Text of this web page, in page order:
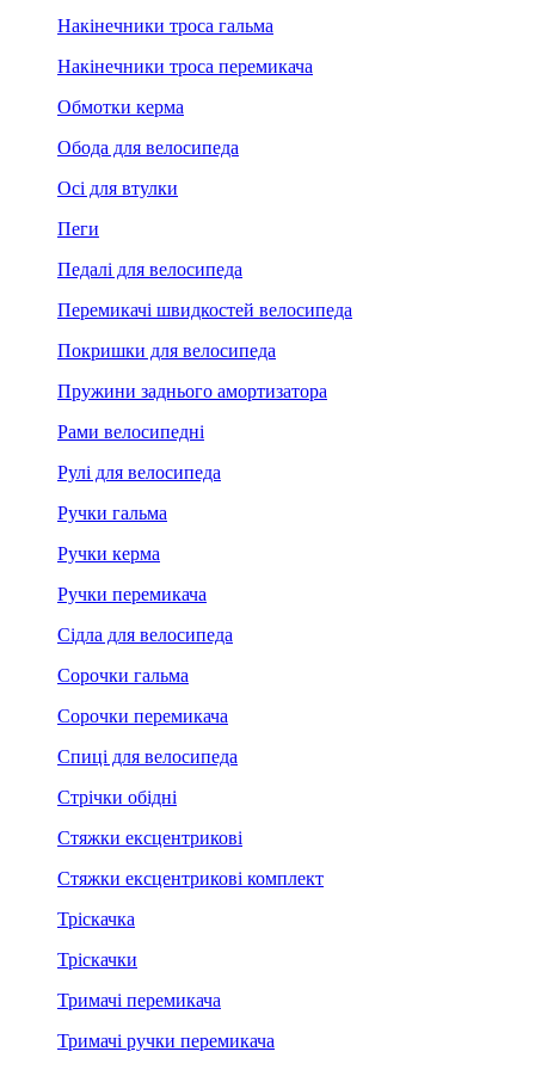
Накінечники троса гальма
Накінечники троса перемикача
Обмотки керма
Обода для велосипеда
Осі для втулки
Пеги
Педалі для велосипеда
Перемикачі швидкостей велосипеда
Покришки для велосипеда
Пружини заднього амортизатора
Рами велосипедні
Рулі для велосипеда
Ручки гальма
Ручки керма
Ручки перемикача
Сідла для велосипеда
Сорочки гальма
Сорочки перемикача
Спиці для велосипеда
Стрічки обідні
Стяжки ексцентрикові
Стяжки ексцентрикові комплект
Тріскачка
Тріскачки
Тримачі перемикача
Тримачі ручки перемикача